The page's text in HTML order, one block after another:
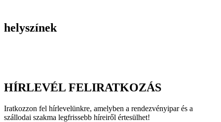
helyszínek
HÍRLEVÉL FELIRATKOZÁS
Iratkozzon fel hírlevelünkre, amelyben a rendezvényipar és a
szállodai szakma legfrissebb híreiről értesülhet!